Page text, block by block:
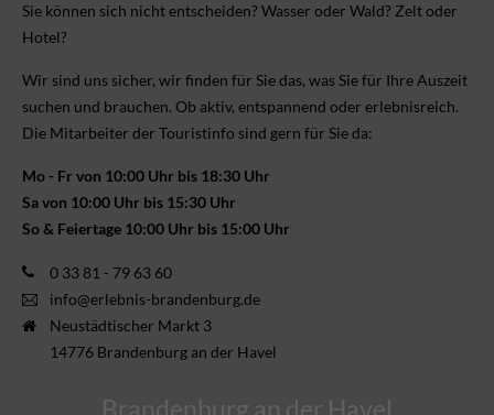
Sie können sich nicht ent­scheiden? Wasser oder Wald? Zelt oder
Hotel?
Wir sind uns sicher, wir finden für Sie das, was Sie für Ihre Aus­zeit
suchen und brauchen. Ob aktiv, ent­spannend oder erlebnis­reich.
Die Mitarbeiter der Touristinfo sind gern für Sie da:
Mo - Fr von 10:00 Uhr bis 18:30 Uhr
Sa von 10:00 Uhr bis 15:30 Uhr
So & Feiertage 10:00 Uhr bis 15:00 Uhr
0 33 81 - 79 63 60
info@erlebnis-brandenburg.de
Neustädtischer Markt 3
14776 Brandenburg an der Havel
Brandenburg an der Havel